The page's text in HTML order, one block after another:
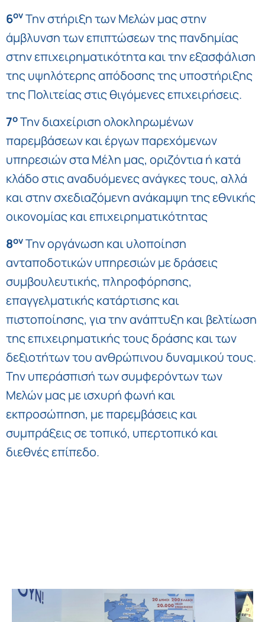
6ονΤην στήριξη των Μελών μας στην
άμβλυνση των επιπτώσεων της πανδημίας
στην επιχειρηματικότητα και την εξασφάλιση
της υψηλότερης απόδοσης της υποστήριξης
της Πολιτείας στις θιγόμενες επιχειρήσεις.
7οΤην διαχείριση ολοκληρωμένων
παρεμβάσεων και έργων παρεχόμενων
υπηρεσιών στα Μέλη μας, οριζόντια ή κατά
κλάδο στις αναδυόμενες ανάγκες τους, αλλά
και στην σχεδιαζόμενη ανάκαμψη της εθνικής
οικονομίας και επιχειρηματικότητας
8ονΤην οργάνωση και υλοποίηση
ανταποδοτικών υπηρεσιών με δράσεις
συμβουλευτικής, πληροφόρησης,
επαγγελματικής κατάρτισης και
πιστοποίησης, για την ανάπτυξη και βελτίωση
της επιχειρηματικής τους δράσης και των
δεξιοτήτων του ανθρώπινου δυναμικού τους.
Την υπεράσπισή των συμφερόντων των
Μελών μας με ισχυρή φωνή και
εκπροσώπηση, με παρεμβάσεις και
συμπράξεις σε τοπικό, υπερτοπικό και
διεθνές επίπεδο.